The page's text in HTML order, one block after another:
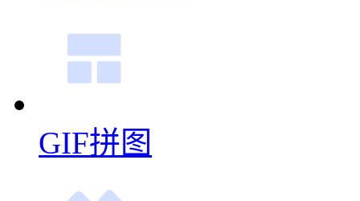
GIF拼图